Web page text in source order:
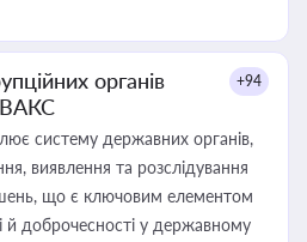
органів
+94
систему державних органів,
виявлення та розслідування
що є ключовим елементом
й доброчесності у державному